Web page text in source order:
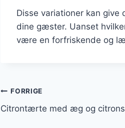
Disse variationer kan
dine gæster. Uanset
være en forfriskende og
Indlægsnavigation
FORRIGE
Citrontærte med æg og